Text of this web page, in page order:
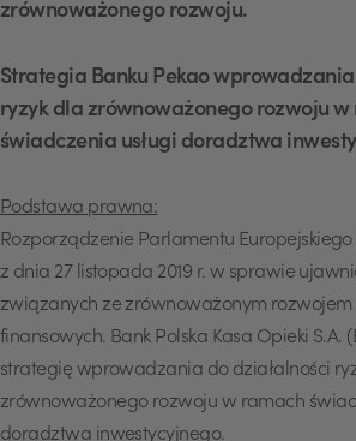
zrównoważonego rozwoju.
Strategia Banku Pekao
ryzyk dla zrównoważonego rozwoju w
świadczenia usługi doradztwa
Podstawa prawna:
Rozporządzenie Parlamentu Europejskiego
z dnia 27 listopada 2019 r. w sprawie
związanych ze zrównoważonym rozwojem
finansowych. Bank Polska Kasa Opieki S.A.
strategię wprowadzania do działalności
zrównoważonego rozwoju w ramach
doradztwa inwestycyjnego.